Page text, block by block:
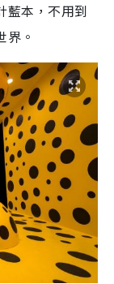
藍本，不用到
界。